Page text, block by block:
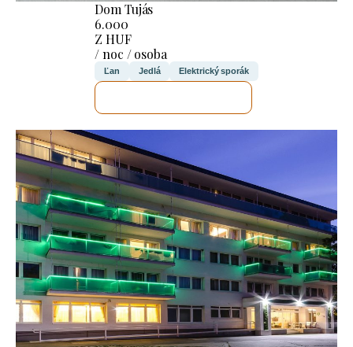
Dom Tujás
6.000
Z HUF
/ noc / osoba
Ľan Jedlá Elektrický sporák